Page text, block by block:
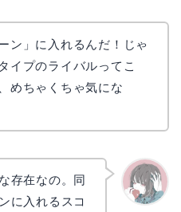
ン」に入れるんだ！じゃ
イプのライバルってこ
めちゃくちゃ気にな
存在なの。同
に入れるスコ